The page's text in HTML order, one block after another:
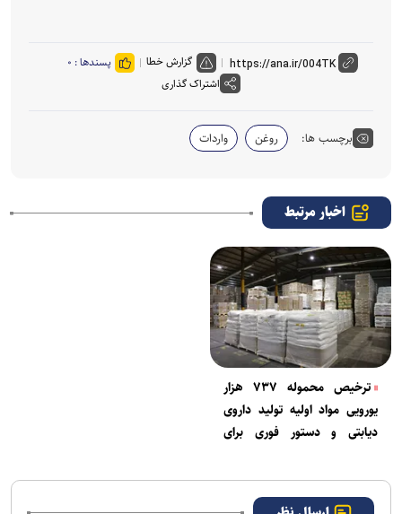
گزارش خطا پسندها : ۰
اشتراک گذاری
برچسب ها: روغن واردات
اخبار مرتبط
ترخیص محموله ۷۳۷ هزار
یورویی مواد اولیه تولید داروی
دیابتی و دستور فوری برای
شیرخشک وارداتی